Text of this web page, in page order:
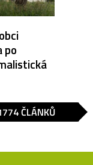
po
ČLÁNKŮ